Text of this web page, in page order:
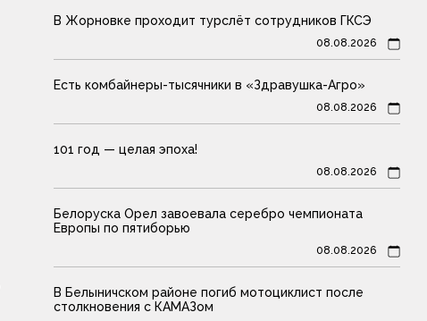
В Жорновке проходит турслёт сотрудников ГКСЭ
08.08.2026
Есть комбайнеры-тысячники в «Здравушка-Агро»
08.08.2026
101 год — целая эпоха!
08.08.2026
Белоруска Орел завоевала серебро чемпионата
Европы по пятиборью
08.08.2026
В Белыничском районе погиб мотоциклист после
столкновения с КАМАЗом